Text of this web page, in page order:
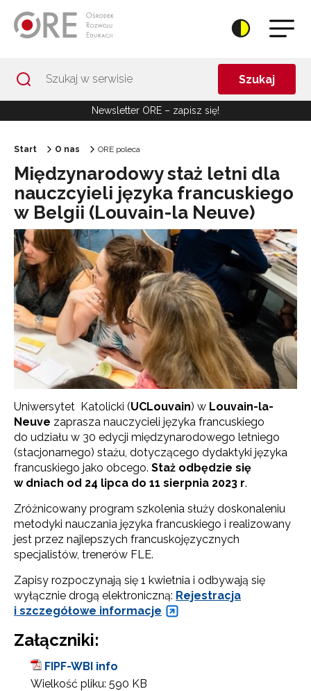
Szukaj
Newsletter ORE – zapisz się!
Start O nas ORE poleca
Międzynarodowy staż letni dla
nauczcyieli języka francuskiego
w Belgii (Louvain-la Neuve)
Uniwersytet Katolicki (UCLouvain) w Louvain-la-
Neuve zaprasza nauczycieli języka francuskiego
do udziału w 30 edycji międzynarodowego letniego
(stacjonarnego) stażu, dotyczącego dydaktyki języka
francuskiego jako obcego. Staż odbędzie się
w dniach od 24 lipca do 11 sierpnia 2023 r.
Zróżnicowany program szkolenia służy doskonaleniu
metodyki nauczania języka francuskiego i realizowany
jest przez najlepszych francuskojęzycznych
specjalistów, trenerów FLE.
Zapisy rozpoczynają się 1 kwietnia i odbywają się
wyłącznie drogą elektroniczną: Rejestracja
i szczegółowe informacje
Załączniki:
FIPF-WBI info
Wielkość pliku: 590 KB